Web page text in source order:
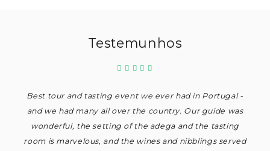
Testemunhos
Best tour and tasting event we ever had in Portugal -
and we had many all over the country. Our guide was
wonderful, the setting of the adega and the tasting
room is marvelous, and the wines and nibblings served